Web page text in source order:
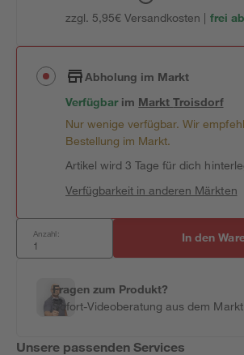
zzgl. 5,95€ Versandkosten | frei
Abholung im Markt
Verfügbar im MarktTroisdorf
Nur wenige verfügbar. Wir
Bestellung im Markt.
Artikel wird 3 Tage für dich
Verfügbarkeit in anderen Märkten
Anzahl: In den
Fragen zum Produkt?
Sofort-Videoberatung aus dem Markt
Unsere passenden Services